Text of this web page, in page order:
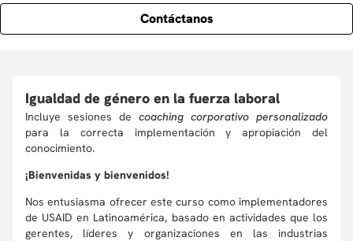
Contáctanos
Igualdad de género en la fuerza laboral
Incluye sesiones de coaching corporativo personalizado
para la correcta implementación y apropiación del
conocimiento.
¡Bienvenidas y bienvenidos!
Nos entusiasma ofrecer este curso como implementadores
de USAID en Latinoamérica, basado en actividades que los
gerentes, líderes y organizaciones en las industrias